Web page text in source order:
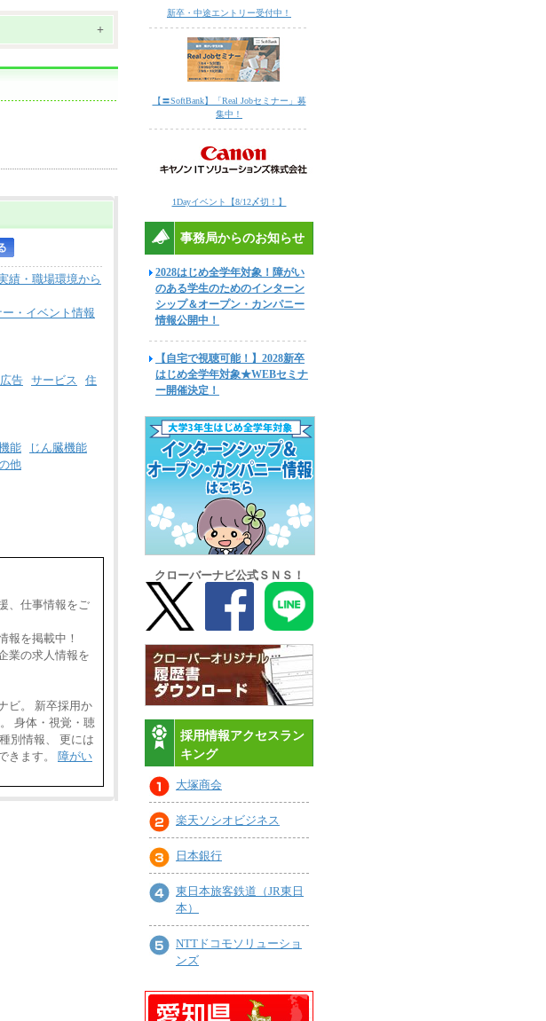
+
績・職場環境から
ー・イベント情報
告 サービス
住
能
じん臓機能
他
、仕事情報をご
報を掲載中！
業の求人情報を
ビ。 新卒採用か
身体・視覚・聴
別情報、 更には
きます。 障がい
新卒・中途エントリー受付中！
【〓SoftBank】「Real Jobセミナー」募
集中！
1Dayイベント【8/12〆切！】
事務局からのお知らせ
2028はじめ全学年対象！障がい
のある学生のためのインターン
シップ＆オープン・カンパニー
情報公開中！
【自宅で視聴可能！】2028新卒
はじめ全学年対象★WEBセミナ
ー開催決定！
クローバーナビ公式ＳＮＳ！
採用情報アクセスラン
キング
大塚商会
楽天ソシオビジネス
日本銀行
東日本旅客鉄道（JR東日
本）
NTTドコモソリューショ
ンズ